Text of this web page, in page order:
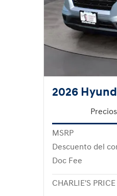
2026
Precios
MSRP
Descuento del
Doc Fee
CHARLIE'S PRICE